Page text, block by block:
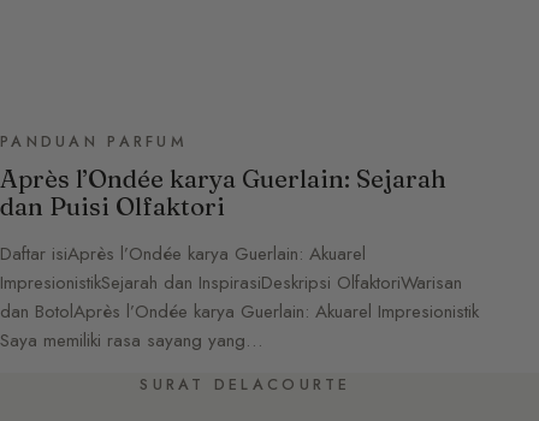
PANDUAN PARFUM
Après l’Ondée karya Guerlain: Sejarah
dan Puisi Olfaktori
Daftar isiAprès l’Ondée karya Guerlain: Akuarel
ImpresionistikSejarah dan InspirasiDeskripsi OlfaktoriWarisan
dan BotolAprès l’Ondée karya Guerlain: Akuarel Impresionistik
Saya memiliki rasa sayang yang…
SURAT DELACOURTE